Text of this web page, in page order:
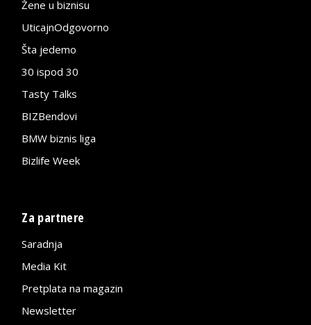
Žene u biznisu
UticajnOdgovorno
Šta jedemo
30 ispod 30
Tasty Talks
BIZBendovi
BMW biznis liga
Bizlife Week
Za partnere
Saradnja
Media Kit
Pretplata na magazin
Newsletter